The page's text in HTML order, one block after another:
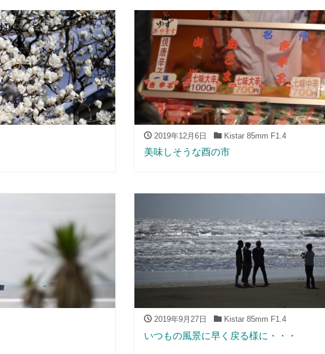
2019年12月6日 Kistar 85mm F1.4
美味しそうな酉の市
2019年9月27日 Kistar 85mm F1.4
いつもの風景に早く戻る様に・・・